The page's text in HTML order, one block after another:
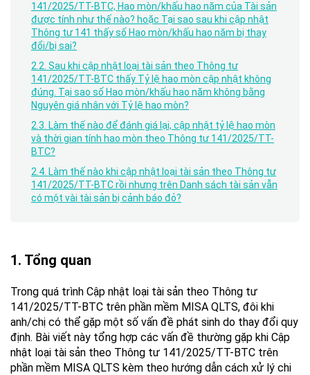
141/2025/TT-BTC, Hao mòn/khấu hao năm của Tài sản
được tính như thế nào? hoặc Tại sao sau khi cập nhật
Thông tư 141 thấy số Hao mòn/khấu hao năm bị thay
đổi/bị sai?
2.2. Sau khi cập nhật loại tài sản theo Thông tư
141/2025/TT-BTC thấy Tỷ lệ hao mòn cập nhật không
đúng. Tại sao số Hao mòn/khấu hao năm không bằng
Nguyên giá nhân với Tỷ lệ hao mòn?
2.3. Làm thế nào để đánh giá lại, cập nhật tỷ lệ hao mòn
và thời gian tính hao mòn theo Thông tư 141/2025/TT-
BTC?
2.4. Làm thế nào khi cập nhật loại tài sản theo Thông tư
141/2025/TT-BTC rồi nhưng trên Danh sách tài sản vẫn
có một vài tài sản bị cảnh báo đỏ?
1. Tổng quan
Trong quá trình Cập nhật loại tài sản theo Thông tư
141/2025/TT-BTC trên phần mềm MISA QLTS, đôi khi
anh/chị có thể gặp một số vấn đề phát sinh do thay đổi quy
định. Bài viết này tổng hợp các vấn đề thường gặp khi Cập
nhật loại tài sản theo Thông tư 141/2025/TT-BTC trên
phần mềm MISA QLTS kèm theo hướng dẫn cách xử lý chi